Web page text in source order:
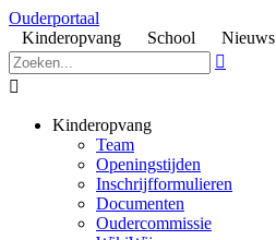
Ouderportaal
Kinderopvang
School
Nieuws


Kinderopvang
Team
Openingstijden
Inschrijfformulieren
Documenten
Oudercommissie